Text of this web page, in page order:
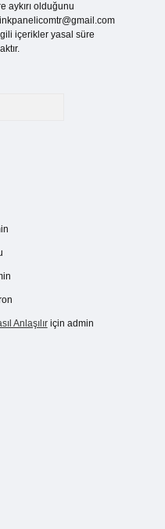
aykırı olduğunu
içerikler yasal süre
Anlaşılıriçin admin